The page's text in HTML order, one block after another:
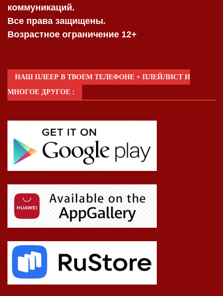
коммуникаций.
Все права защищены.
Возрастное ограничение 12+
НАШ ПЛЕЕР В ТВОЕМ ТЕЛЕФОНЕ + ПЛЕЙЛИСТ И
МНОГОЕ ДРУГОЕ :